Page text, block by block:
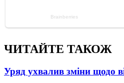
ЧИТАЙТЕ ТАКОЖ
Уряд ухвалив зміни щодо